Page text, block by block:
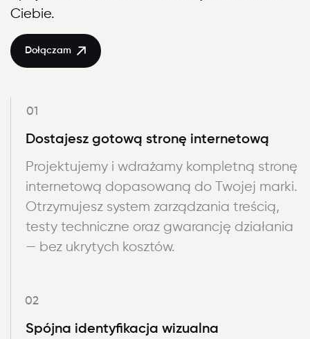
Ciebie.
Dołączam
01
Dostajesz gotową stronę internetową
Projektujemy i wdrażamy kompletną stronę
internetową dopasowaną do Twojej marki.
Otrzymujesz system zarządzania treścią,
testy techniczne oraz gwarancję działania
— bez ukrytych kosztów.
02
Spójna identyfikacja wizualna